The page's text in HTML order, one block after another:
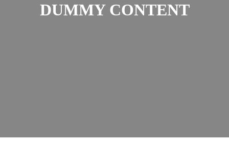
DUMMY CONTENT